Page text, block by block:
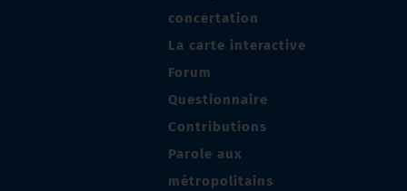
concertation
La carte interactive
Forum
Questionnaire
Contributions
Parole aux
métropolitains